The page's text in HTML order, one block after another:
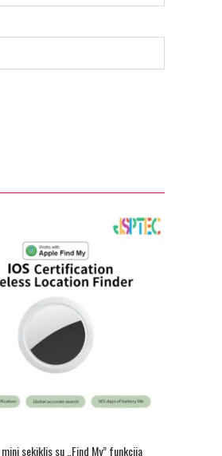
mini sekiklis su „Find My” funkcija